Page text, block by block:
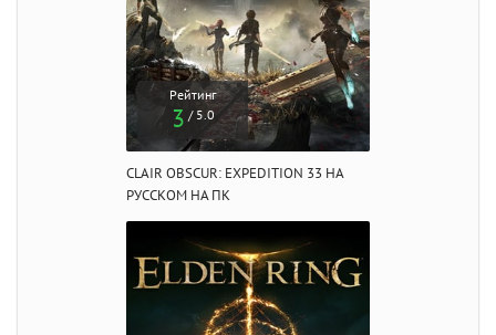
Рейтинг
3 / 5.0
CLAIR OBSCUR: EXPEDITION 33 НА
РУССКОМ НА ПК